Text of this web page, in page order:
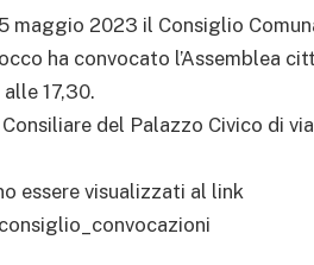
maggio 2023 il Consiglio
ha convocato l’Assemblea
17,30.
del Palazzo Civico di
essere visualizzati al link